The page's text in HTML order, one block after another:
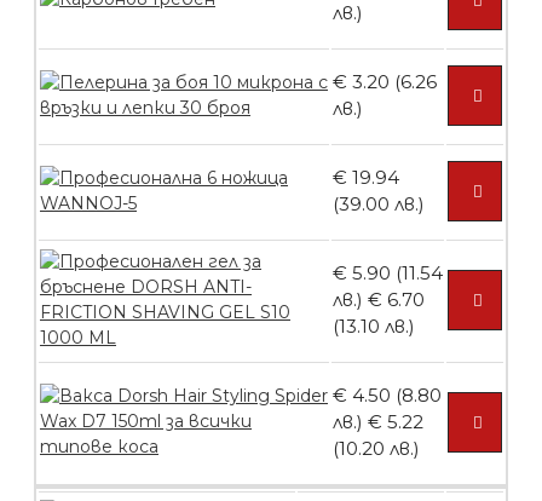
БЕЗПЛАТНО
Пластмасови предпазители за лак
БЕЗПЛАТНО
Ваничка за маникюр BMSPA1C
лв.)
€ 3.20 (6.26
лв.)
€ 19.94
(39.00 лв.)
€ 5.90 (11.54
лв.) € 6.70
(13.10 лв.)
€ 4.50 (8.80
лв.) € 5.22
(10.20 лв.)